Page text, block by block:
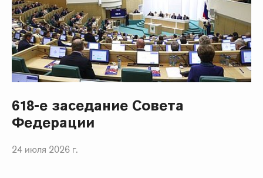
618-е заседание Совета
Федерации
24 июля 2026 г.